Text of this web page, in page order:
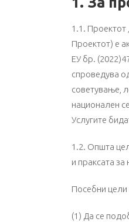
1.1. Проектот „
Проектот) е
ЕУ бр.
спроведува
советување,
национален
Услугите
1.2. Општа
и праксата
Посебни цели
(1) Да се